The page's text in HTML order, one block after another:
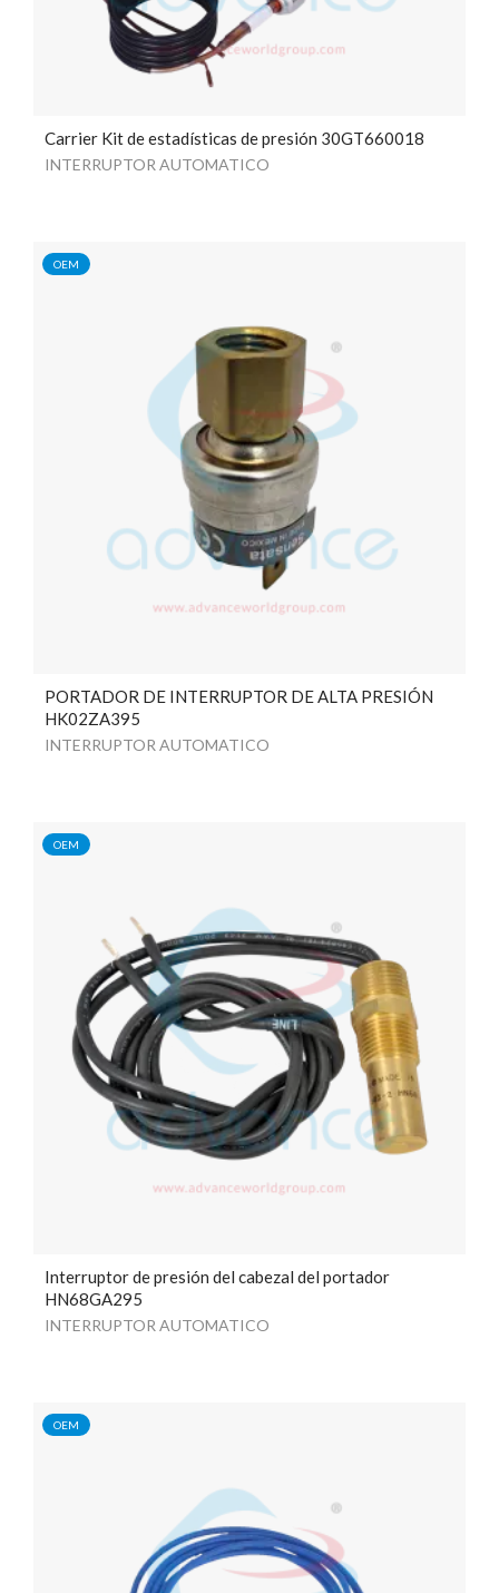
Carrier Kit de estadísticas de presión 30GT660018
INTERRUPTOR AUTOMATICO
OEM
PORTADOR DE INTERRUPTOR DE ALTA PRESIÓN
HK02ZA395
INTERRUPTOR AUTOMATICO
OEM
Interruptor de presión del cabezal del portador
HN68GA295
INTERRUPTOR AUTOMATICO
OEM